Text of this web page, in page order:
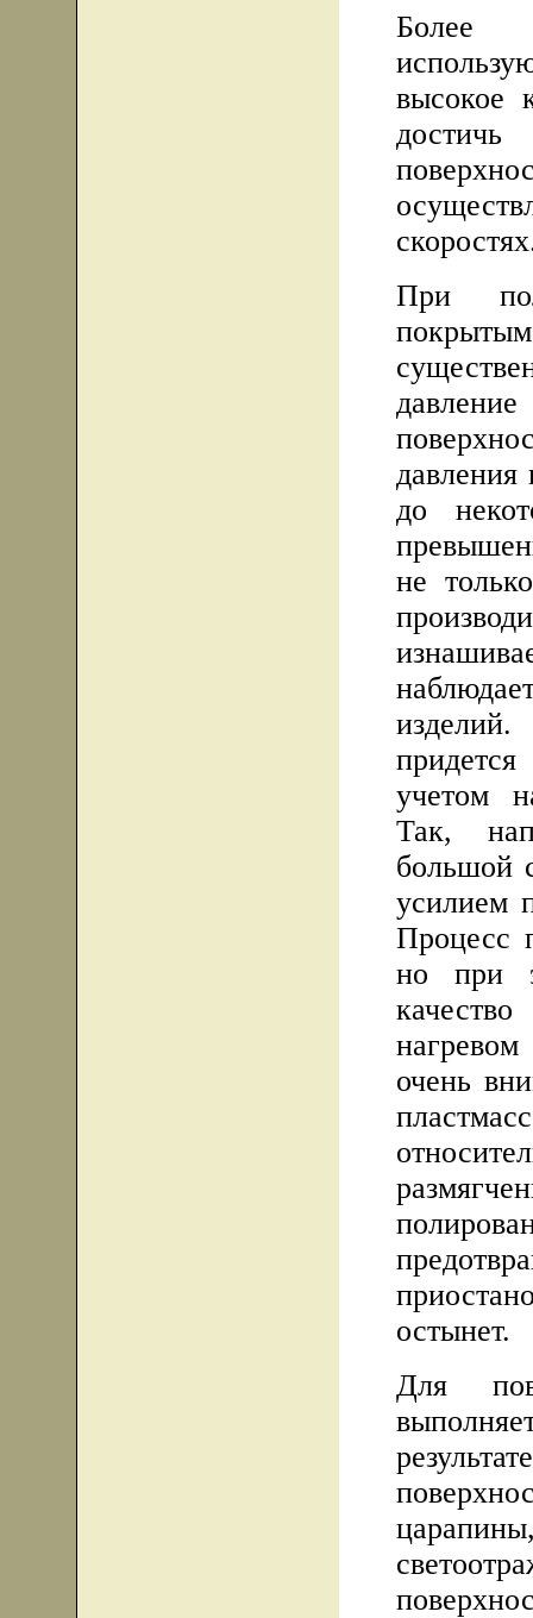
Более
высокое
достичь
При
давления
до
не
учетом
Так,
большой
усилием
Процесс
но при
очень
остынет.
Для